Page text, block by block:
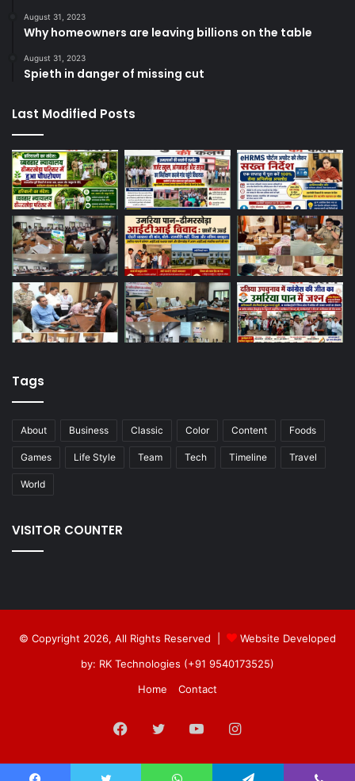
August 31, 2023
Why homeowners are leaving billions on the table
August 31, 2023
Spieth in danger of missing cut
Last Modified Posts
Tags
About Business Classic Color Content Foods
Games Life Style Team Tech Timeline Travel
World
VISITOR COUNTER
© Copyright 2026, All Rights Reserved |
Website Developed
by: RK Technologies (+91 9540173525)
Home
Contact
Facebook
Twitter YouTubeInstagram